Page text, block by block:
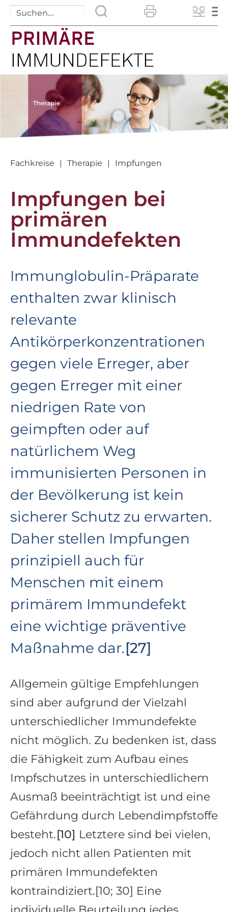
Fachkreise Therapie Impfungen
Impfungen bei
primären
Immundefekten
Immunglobulin-Präparate
enthalten zwar klinisch
relevante
Antikörperkonzentrationen
gegen viele Erreger, aber
gegen Erreger mit einer
niedrigen Rate von
geimpften oder auf
natürlichem Weg
immunisierten Personen in
der Bevölkerung ist kein
sicherer Schutz zu erwarten.
Daher stellen Impfungen
prinzipiell auch für
Menschen mit einem
primärem Immundefekt
eine wichtige präventive
Maßnahme dar.[27]
Allgemein gültige Empfehlungen
sind aber aufgrund der Vielzahl
unterschiedlicher Immundefekte
nicht möglich. Zu bedenken ist, dass
die Fähigkeit zum Aufbau eines
Impfschutzes in unterschiedlichem
Ausmaß beeinträchtigt ist und eine
Gefährdung durch Lebendimpfstoffe
besteht.[10] Letztere sind bei vielen,
jedoch nicht allen Patienten mit
primären Immundefekten
kontraindiziert.[10; 30] Eine